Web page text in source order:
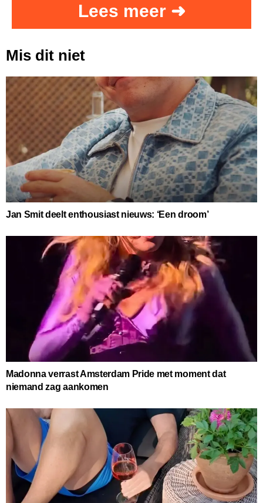
Lees meer ➜
Mis dit niet
Jan Smit deelt enthousiast nieuws: ‘Een droom’
Madonna verrast Amsterdam Pride met moment dat
niemand zag aankomen